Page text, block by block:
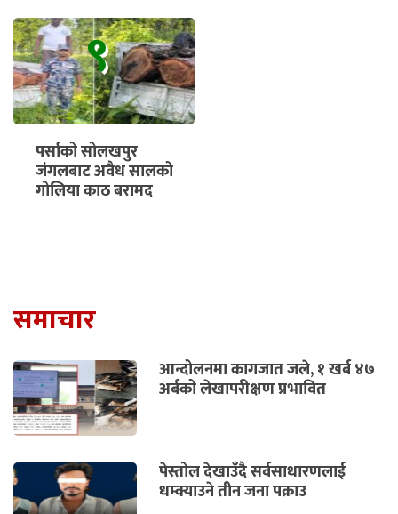
९
पर्साको सोलखपुर
जंगलबाट अवैध सालको
गोलिया काठ बरामद
समाचार
आन्दोलनमा कागजात जले, १ खर्ब ४७
अर्बको लेखापरीक्षण प्रभावित
पेस्तोल देखाउँदै सर्वसाधारणलाई
धम्क्याउने तीन जना पक्राउ